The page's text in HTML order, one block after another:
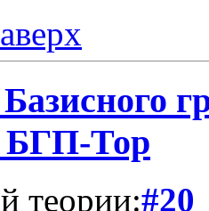
БГП-Тор
теории:#20